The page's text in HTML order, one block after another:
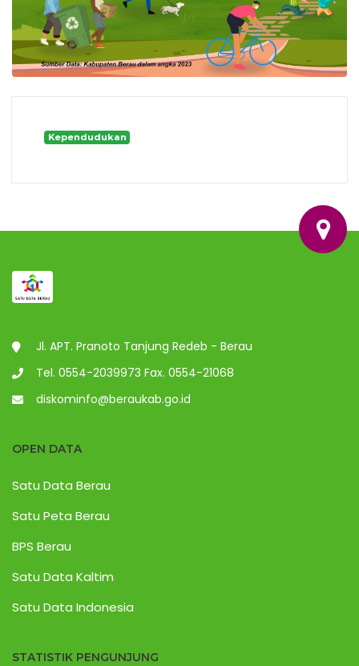
Kependudukan
Jl. APT. Pranoto Tanjung Redeb - Berau
Tel. 0554-2039973 Fax. 0554-21068
diskominfo@beraukab.go.id
OPEN DATA
Satu Data Berau
Satu Peta Berau
BPS Berau
Satu Data Kaltim
Satu Data Indonesia
STATISTIK PENGUNJUNG